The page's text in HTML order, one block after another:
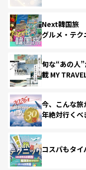
Next韓国旅
グルメ・テク
旬な“あの人
載 MY
今、こんな
年絶対行くべ
コスパもタ